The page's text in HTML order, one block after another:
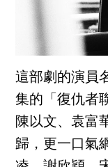
這部劇的演員
集的「復仇者
陳以文、袁富
歸，更一口氣